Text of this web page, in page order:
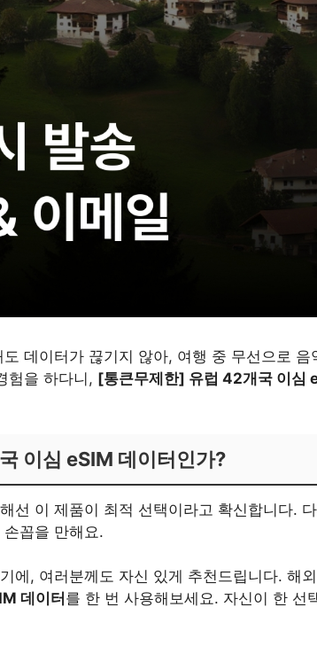
데이터가 끊기지 않아, 여행 중 무선으로 음
험을 하다니, [통큰무제한] 유럽 42개국 이심
이심 eSIM 데이터인가?
선 이 제품이 최적 선택이라고 확신합니다.
꼽을 만해요.
에, 여러분께도 자신 있게 추천드립니다. 해
데이터 를 한 번 사용해보세요. 자신이 한 선